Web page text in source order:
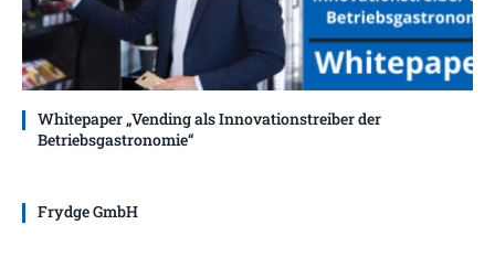
Whitepaper „Vending als Innovationstreiber der
Betriebsgastronomie“
Frydge GmbH